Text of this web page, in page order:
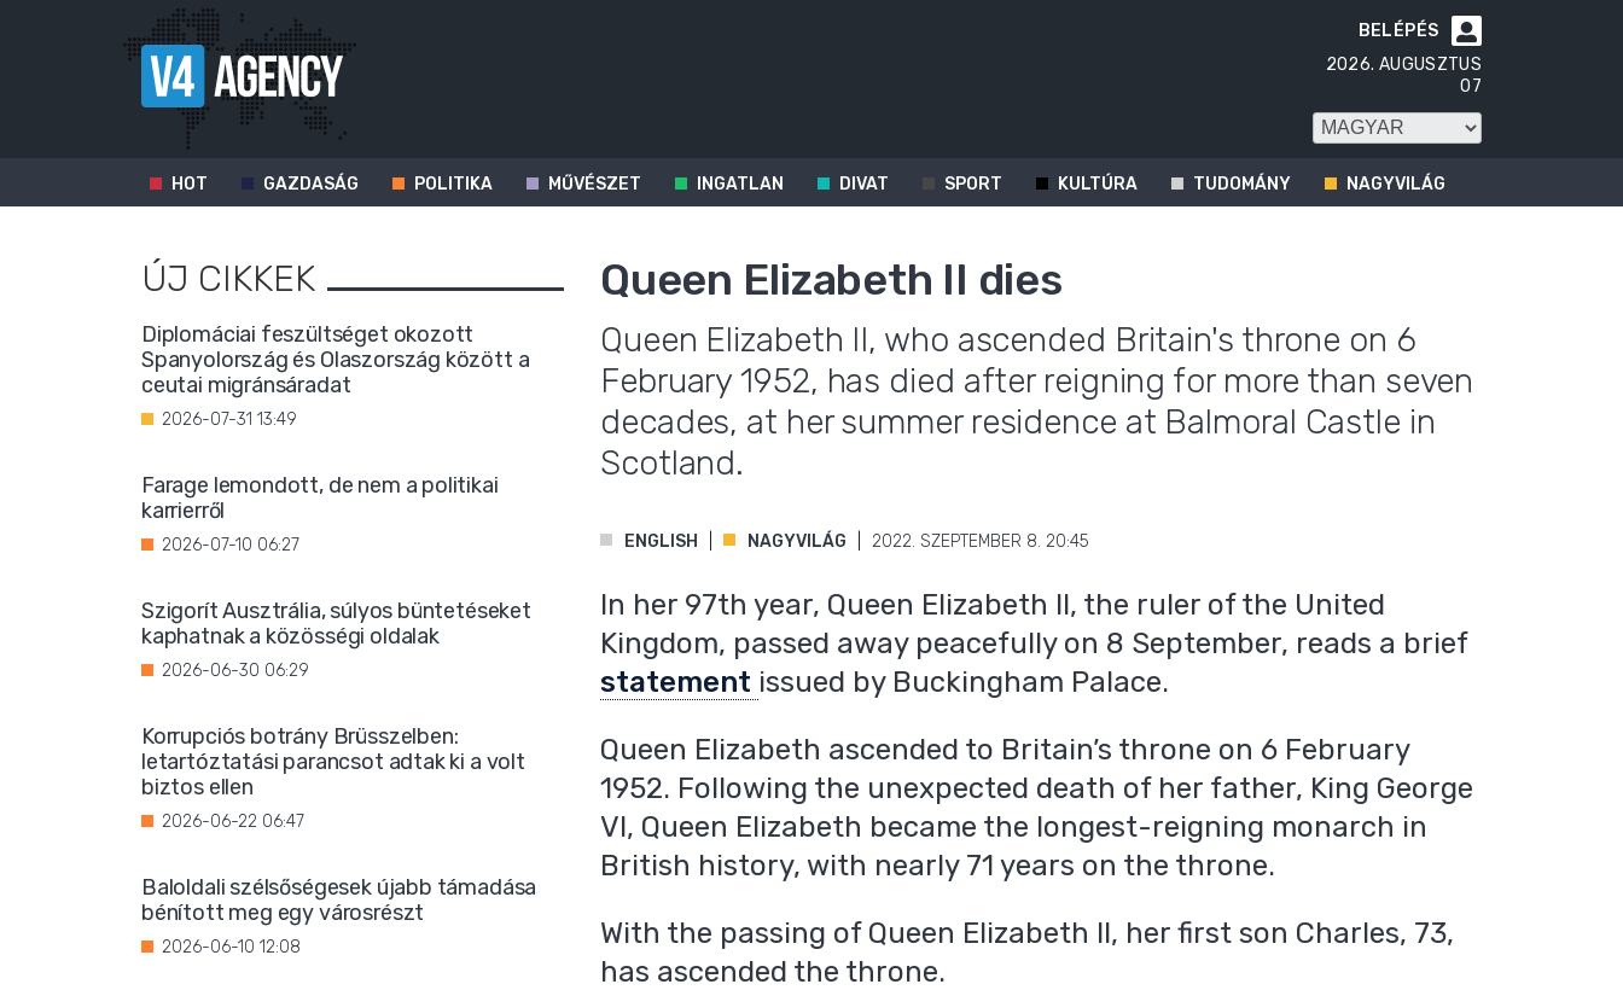

BELÉPÉS
2026. AUGUSZTUS
07
HOT GAZDASÁG POLITIKA MŰVÉSZET INGATLAN DIVAT SPORT KULTÚRA TUDOMÁNY NAGYVILÁG
Queen Elizabeth II dies
Queen Elizabeth II, who ascended Britain's throne on 6
February 1952, has died after reigning for more than seven
decades, at her summer residence at Balmoral Castle in
Scotland.
ENGLISH NAGYVILÁG 2022. SZEPTEMBER 8. 20:45
In her 97th year, Queen Elizabeth II, the ruler of the United
Kingdom, passed away peacefully on 8 September, reads a brief
statement issued by Buckingham Palace.
Queen Elizabeth ascended to Britain’s throne on 6 February
1952. Following the unexpected death of her father, King George
VI, Queen Elizabeth became the longest-reigning monarch in
British history, with nearly 71 years on the throne.
With the passing of Queen Elizabeth II, her first son Charles, 73,
has ascended the throne.
ÚJ CIKKEK
Diplomáciai feszültséget okozott
Spanyolország és Olaszország között a
ceutai migránsáradat
2026-07-31 13:49
Farage lemondott, de nem a politikai
karrierről
2026-07-10 06:27
Szigorít Ausztrália, súlyos büntetéseket
kaphatnak a közösségi oldalak
2026-06-30 06:29
Korrupciós botrány Brüsszelben:
letartóztatási parancsot adtak ki a volt
biztos ellen
2026-06-22 06:47
Baloldali szélsőségesek újabb támadása
bénított meg egy városrészt
2026-06-10 12:08